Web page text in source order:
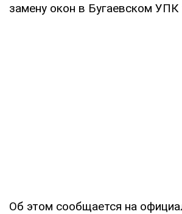
замену окон в Бугаевском УПК
Об этом сообщается на